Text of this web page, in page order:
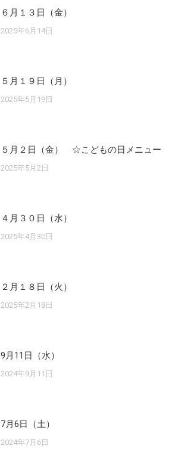
６月１３日（金）
2025年6月14日
５月１９日（月）
2025年5月19日
５月２日（金） ☆こどもの日メニュー
2025年5月2日
４月３０日（水）
2025年4月30日
２月１８日（火）
2025年2月18日
9月11日（水）
2024年9月11日
7月6日（土）
2024年7月6日